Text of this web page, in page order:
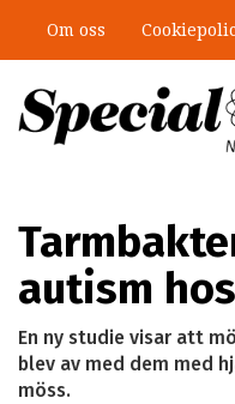
huvudinnehåll
Om oss
autism
En ny studie visar att
blev av med dem med
möss.
”Jobbet
stödet